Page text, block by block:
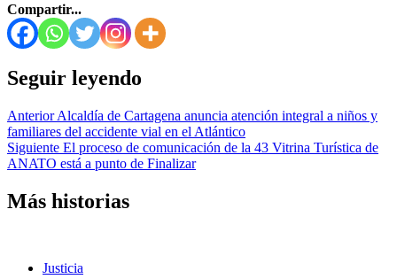
Compartir...
Seguir leyendo
AnteriorAlcaldía de Cartagena anuncia atención integral a niños y
familiares del accidente vial en el Atlántico
Siguiente El proceso de comunicación de la 43 Vitrina Turística de
ANATO está a punto de Finalizar
Más historias
Justicia